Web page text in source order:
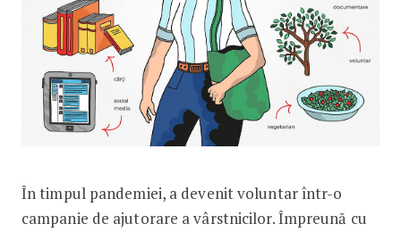
În timpul pandemiei, a devenit voluntar într-o
campanie de ajutorare a vârstnicilor. Împreună cu